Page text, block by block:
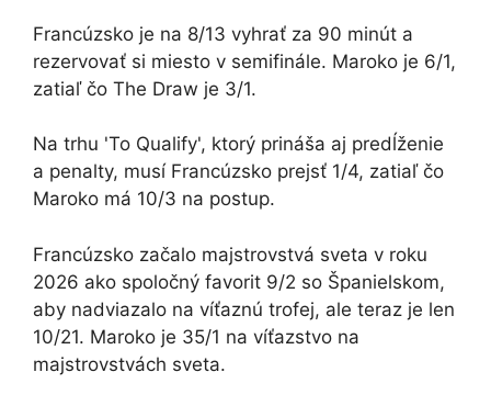
Francúzsko je na 8/13 vyhrať za 90 minút a
rezervovať si miesto v semifinále. Maroko je 6/1,
zatiaľ čo The Draw je 3/1.
Na trhu 'To Qualify', ktorý prináša aj predĺženie
a penalty, musí Francúzsko prejsť 1/4, zatiaľ čo
Maroko má 10/3 na postup.
Francúzsko začalo majstrovstvá sveta v roku
2026 ako spoločný favorit 9/2 so Španielskom,
aby nadviazalo na víťaznú trofej, ale teraz je len
10/21. Maroko je 35/1 na víťazstvo na
majstrovstvách sveta.